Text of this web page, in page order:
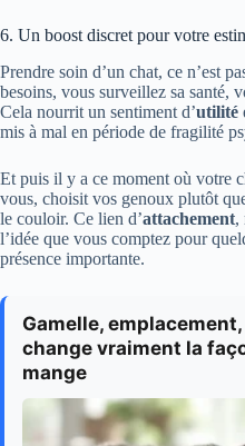
6. Un boost discret pour votre
Prendre soin d’un chat, ce n’est
besoins, vous surveillez sa santé,
Cela nourrit un sentiment d’utilité
mis à mal en période de fragilité
Et puis il y a ce moment où votre
vous, choisit vos genoux plutôt
le couloir. Ce lien d’attachement,
l’idée que vous comptez pour
présence importante.
Gamelle,
change vraiment la
mange